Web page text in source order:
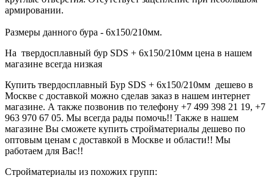
армировании.
Размеры данного бура - 6х150/210мм.
На твердосплавный бур SDS + 6х150/210мм цена в нашем
магазине всегда низкая
Купить твердосплавный Бур SDS + 6х150/210мм дешево в
Москве с доставкой можно сделав заказ в нашем интернет
магазине. А также позвонив по телефону +7 499 398 21 19, +7
963 970 67 05. Мы всегда рады помочь!! Также в нашем
магазине Вы сможете купить стройматериалы дешево по
оптовым ценам с доставкой в Москве и области!! Мы
работаем для Вас!!
Стройматериалы из похожих групп: